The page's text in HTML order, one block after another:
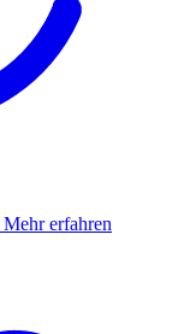
Mehr erfahren